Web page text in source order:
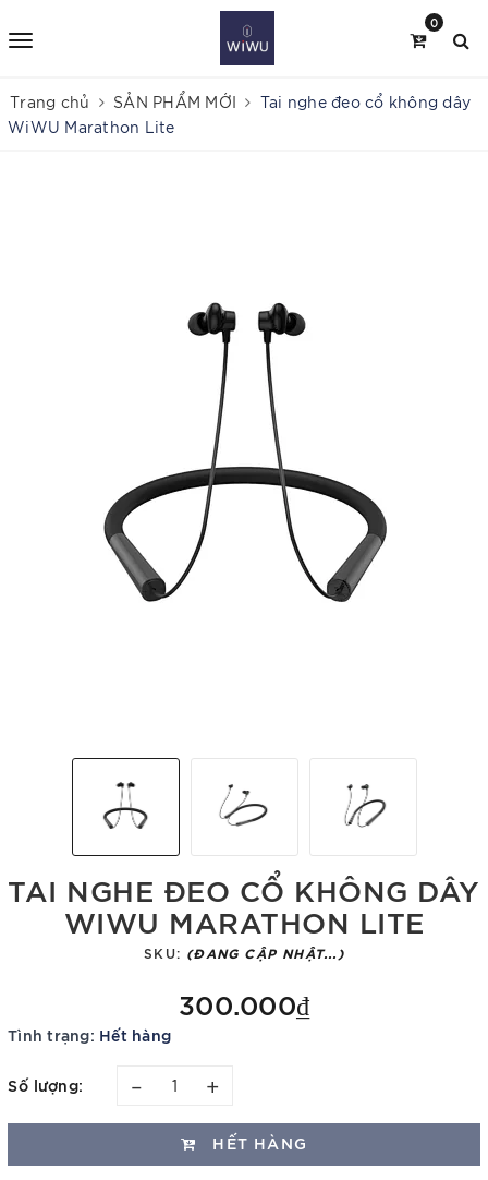
0
Trang chủ SẢN PHẨM MỚI
Tai nghe đeo cổ không dây
WiWU Marathon Lite
TAI NGHE ĐEO CỔ KHÔNG DÂY
WIWU MARATHON LITE
SKU: (ĐANG CẬP NHẬT...)
300.000₫
Tình trạng: Hết hàng
Số lượng: – +
HẾT HÀNG